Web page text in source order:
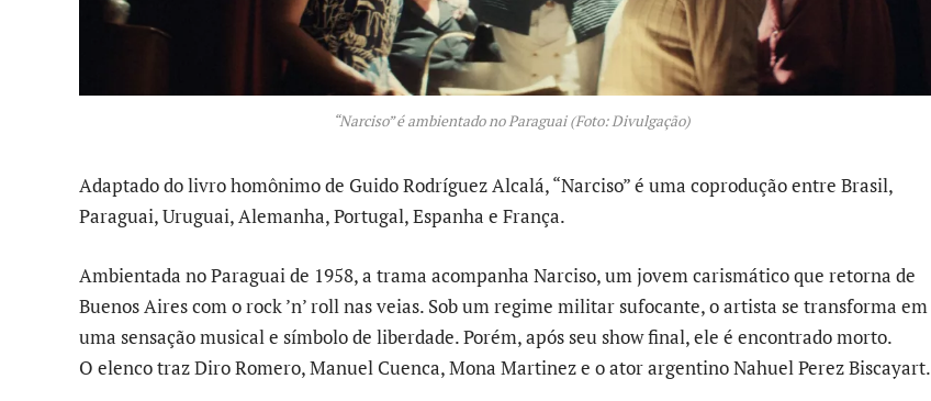
“Narciso” é ambientado no Paraguai (Foto: Divulgação)
Adaptado do livro homônimo de Guido Rodríguez Alcalá, “Narciso” é uma coprodução entre Brasil,
Paraguai, Uruguai, Alemanha, Portugal, Espanha e França.
Ambientada no Paraguai de 1958, a trama acompanha Narciso, um jovem carismático que retorna de
Buenos Aires com o rock ’n’ roll nas veias. Sob um regime militar sufocante, o artista se transforma em
uma sensação musical e símbolo de liberdade. Porém, após seu show final, ele é encontrado morto.
O elenco traz Diro Romero, Manuel Cuenca, Mona Martinez e o ator argentino Nahuel Perez Biscayart.